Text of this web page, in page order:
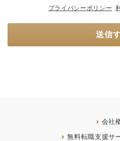
プライバシーポリシー
送信
会社
無料転職支援サ